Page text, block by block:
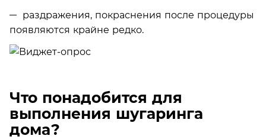
раздражения, покраснения после процедуры
появляются крайне редко.
Что понадобится для
выполнения шугаринга
дома?